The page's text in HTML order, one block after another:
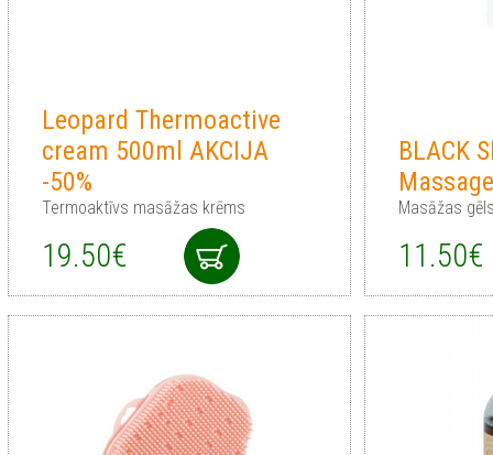
Leopard Thermoactive
cream 500ml AKCIJA
-50%
Termoaktīvs masāžas krēms
19.50€
BLACK
Masāžas
11.50€